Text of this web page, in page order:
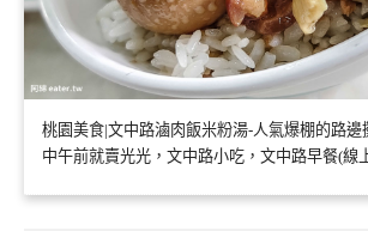
桃園美食|文中路滷肉飯米粉湯-人氣爆棚的路邊
中午前就賣光光，文中路小吃，文中路早餐(線